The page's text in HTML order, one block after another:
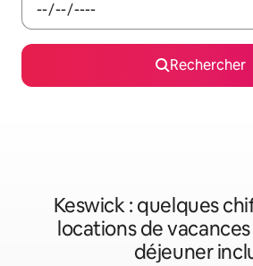
Rechercher
Keswick : quelques
locations de
déjeuner